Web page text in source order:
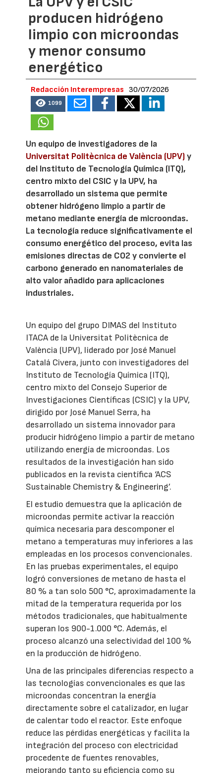
producen hidrógeno
limpio con microondas
y menor consumo
energético
Redacción Interempresas 30/07/2026
1099
Un equipo de investigadores de la
Universitat Politècnica de València (UPV)y
del Instituto de Tecnología Química (ITQ),
centro mixto del CSIC y la UPV, ha
desarrollado un sistema que permite
obtener hidrógeno limpio a partir de
metano mediante energía de microondas.
La tecnología reduce significativamente el
consumo energético del proceso, evita las
emisiones directas de CO2 y convierte el
carbono generado en nanomateriales de
alto valor añadido para aplicaciones
industriales.
Un equipo del grupo DIMAS del Instituto
ITACA de la Universitat Politècnica de
València (UPV), liderado por José Manuel
Catalá Civera, junto con investigadores del
Instituto de Tecnología Química (ITQ),
centro mixto del Consejo Superior de
Investigaciones Científicas (CSIC) y la UPV,
dirigido por José Manuel Serra, ha
desarrollado un sistema innovador para
producir hidrógeno limpio a partir de metano
utilizando energía de microondas. Los
resultados de la investigación han sido
publicados en la revista científica ‘ACS
Sustainable Chemistry & Engineering’.
El estudio demuestra que la aplicación de
microondas permite activar la reacción
química necesaria para descomponer el
metano a temperaturas muy inferiores a las
empleadas en los procesos convencionales.
En las pruebas experimentales, el equipo
logró conversiones de metano de hasta el
80 % a tan solo 500 °C, aproximadamente la
mitad de la temperatura requerida por los
métodos tradicionales, que habitualmente
superan los 900-1.000 °C. Además, el
proceso alcanzó una selectividad del 100 %
en la producción de hidrógeno.
Una de las principales diferencias respecto a
las tecnologías convencionales es que las
microondas concentran la energía
directamente sobre el catalizador, en lugar
de calentar todo el reactor. Este enfoque
reduce las pérdidas energéticas y facilita la
integración del proceso con electricidad
procedente de fuentes renovables,
mejorando tanto su eficiencia como su